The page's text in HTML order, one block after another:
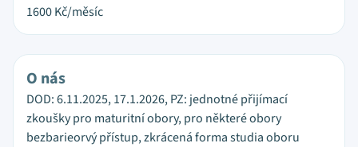
1600Kč/měsíc
O nás
DOD: 6.11.2025, 17.1.2026, PZ: jednotné přijímací
zkoušky pro maturitní obory, pro některé obory
bezbarieorvý přístup, zkrácená forma studia oboru